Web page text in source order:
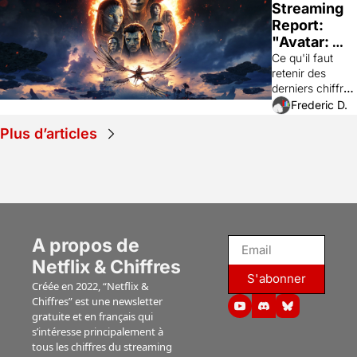
Streaming
Report:
"Avatar:
Fire & Ash"
(Disney+),
"The Sheep
Detectives"
(Prime),
Ce qu'il faut
retenir des
derniers chiffres
de visionnages
aux Etats-Unis
Frederic D.
Plus d’articles
A propos de
Netflix & Chiffres
Créée en 2022, “Netflix &
Chiffres” est une newsletter
gratuite et en français qui
s’intéresse principalement à
tous les chiffres du streaming
S'abonner